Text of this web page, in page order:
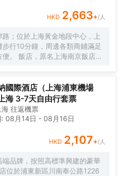
HKD 2,663+/人
；位於上海黃金地段中心，上
行10分鐘，周邊各類商鋪滿足
。 飯店，原名上海南京飯店。
壇巨匠巴金、魯迅等都曾和南
早期宴請賓客及重大宴請之
式自助餐廳、大堂吧、會議
、藝術的自助早餐，多種選擇
提供“社交時光”供您享用飲
務的上佳選擇。
國際酒店（上海浦東機場
海 3-7天自由行套票
海 往返機票
08月14日 - 08月16日
HKD 2,107+/人
品牌，按照高標準興建的豪華
位於浦東新區川南奉公路1226